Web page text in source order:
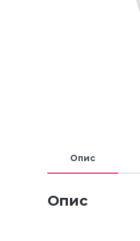
Опис
Опис